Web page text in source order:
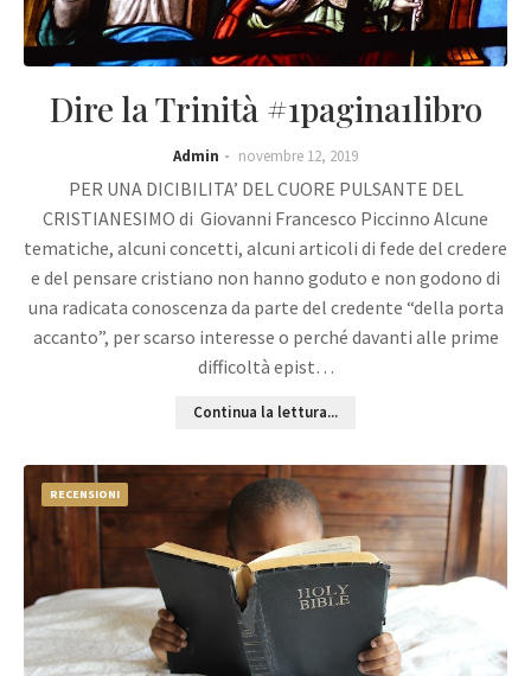
Dire la Trinità #1pagina1libro
Admin novembre 12, 2019
PER UNA DICIBILITA’ DEL CUORE PULSANTE DEL
CRISTIANESIMO di Giovanni Francesco Piccinno Alcune
tematiche, alcuni concetti, alcuni articoli di fede del credere
e del pensare cristiano non hanno goduto e non godono di
una radicata conoscenza da parte del credente “della porta
accanto”, per scarso interesse o perché davanti alle prime
difficoltà epist…
Continua la lettura...
RECENSIONI